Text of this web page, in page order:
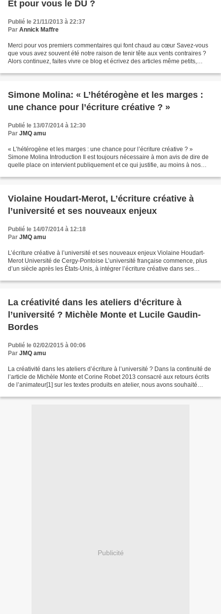
Et pour vous le DU ?
Publié le 21/11/2013 à 22:37
Par Annick Maffre
Merci pour vos premiers commentaires qui font chaud au cœur Savez-vous
que vous avez souvent été notre raison de tenir tête aux vents contraires ?
Alors continuez, faites vivre ce blog et écrivez des articles même petits,
Simone Molina: « L’hétérogène et les marges :
une chance pour l’écriture créative ? »
Publié le 13/07/2014 à 12:30
Par JMQ amu
« L’hétérogène et les marges : une chance pour l’écriture créative ? »
Simone Molina Introduction Il est toujours nécessaire à mon avis de dire de
quelle place on intervient publiquement et ce qui justifie, au moins à nos
Violaine Houdart-Merot, L’écriture créative à
l’université et ses nouveaux enjeux
Publié le 14/07/2014 à 12:18
Par JMQ amu
L’écriture créative à l’université et ses nouveaux enjeux Violaine Houdart-
Merot Université de Cergy-Pontoise L’université française commence, plus
d’un siècle après les États-Unis, à intégrer l’écriture créative dans ses
La créativité dans les ateliers d’écriture à
l’université ? Michèle Monte et Lucile Gaudin-
Bordes
Publié le 02/02/2015 à 00:06
Par JMQ amu
La créativité dans les ateliers d’écriture à l’université ? Dans la continuité de
l’article de Michèle Monte et Corine Robet 2013 consacré aux retours écrits
de l’animateur[1] sur les textes produits en atelier, nous avons souhaité
Publicité